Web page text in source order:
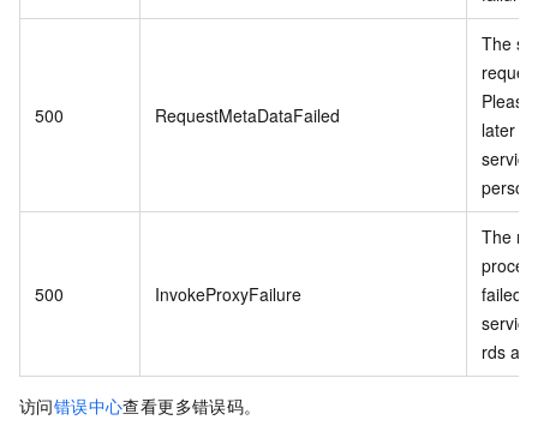
500 RequestMetaDataFailed
The
later
service
500 InvokeProxyFailure
The
failed
rds api.
访问错误中心查看更多错误码。